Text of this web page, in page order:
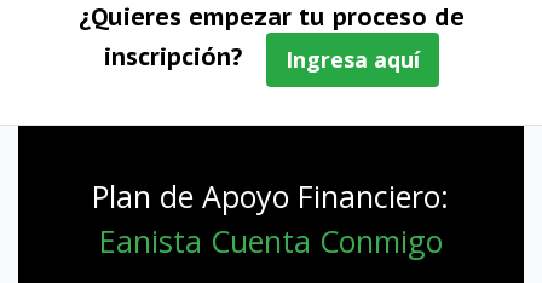
¿Quieres empezar tu proceso de
inscripción?
Ingresa aquí
Plan de Apoyo Financiero:
Eanista Cuenta Conmigo